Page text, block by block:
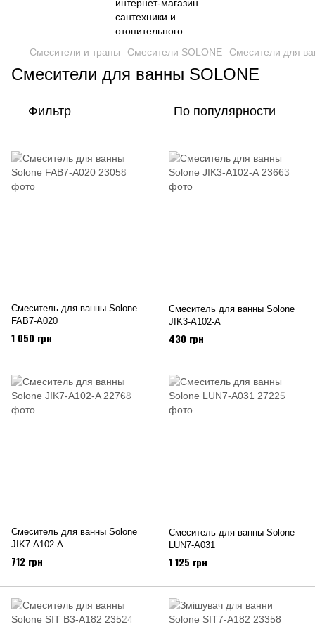
Смесители и трапы Смесители SOLONE Смесители для
Смесители для ванны SOLONE
Фильтр По популярности
Смеситель для ванны Solone
FAB7-A020
1 050 грн
Смеситель для ванны Solone
JIK3-A102-А
430 грн
Смеситель для ванны Solone
JIK7-A102-A
712 грн
Смеситель для ванны Solone
LUN7-A031
1 125 грн